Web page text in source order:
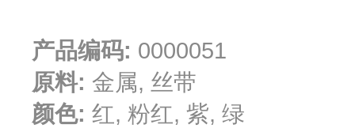
产品编码: 0000051
原料: 金属, 丝带
颜色: 红, 粉红, 紫, 绿